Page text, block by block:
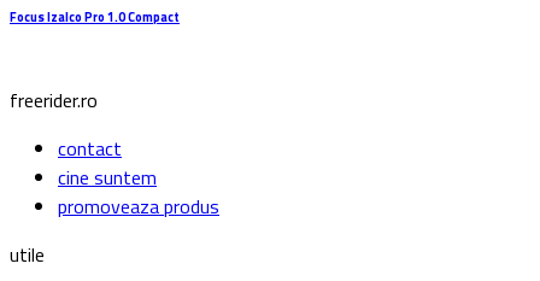
Focus Izalco Pro 1.0 Compact
freerider.ro
contact
cine suntem
promoveaza produs
utile